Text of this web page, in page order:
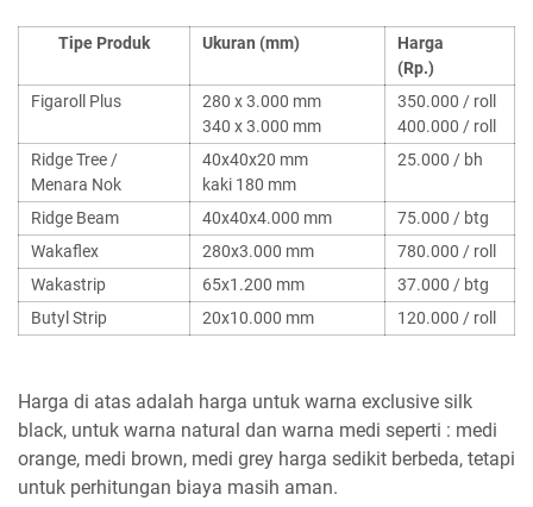
Tipe Produk Ukuran (mm)
Harga
(Rp.)
Figaroll Plus
280 x 3.000 mm
340 x 3.000 mm
350.000 / roll
400.000 / roll
Ridge Tree /
Menara Nok
40x40x20 mm
kaki 180 mm
25.000 / bh
Ridge Beam 40x40x4.000 mm
75.000 / btg
Wakaflex
280x3.000 mm
780.000 / roll
Wakastrip
65x1.200 mm
37.000 / btg
Butyl Strip
20x10.000 mm 120.000 / roll
Harga di atas adalah harga untuk warna exclusive silk
black, untuk warna natural dan warna medi seperti : medi
orange, medi brown, medi grey harga sedikit berbeda, tetapi
untuk perhitungan biaya masih aman.